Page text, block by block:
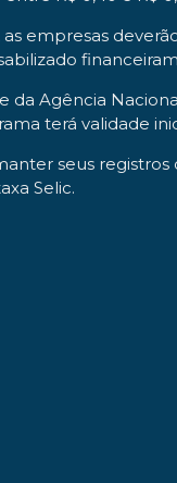
empresas
Agência
terá validade
seus
Selic.